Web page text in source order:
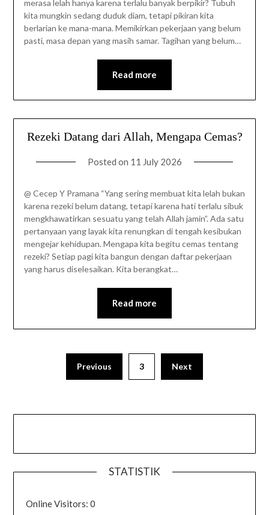
merasa lelah hanya karena terlalu banyak berpikir? Tubuh
kita mungkin sedang duduk diam, tetapi pikiran kita
berlarian ke mana-mana. Memikirkan pekerjaan yang belum
pasti, masa depan yang masih samar. Tagihan yang belum…
Read more
Rezeki Datang dari Allah, Mengapa Cemas?
Posted on 11 July 2026
@ Cecep Y Pramana “Yang sering membuat kita lelah bukan
karena rezeki belum datang, tetapi karena hati terlalu sibuk
mengkhawatirkan sesuatu yang telah Allah jamin”. Ada satu
pertanyaan yang layak kita renungkan di tengah kesibukan
mengejar kehidupan. Mengapa kita begitu cemas tentang
rezeki? Setiap pagi kita bangun dengan daftar pekerjaan
yang harus diselesaikan. Kita berangkat…
Read more
Previous 3 Next
STATISTIK
Online Visitors:0